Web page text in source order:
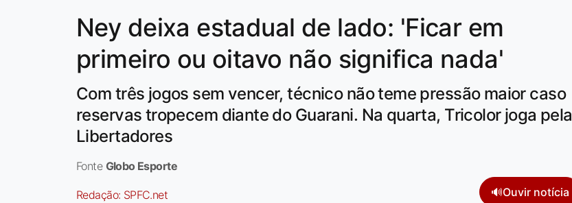
Ney deixa estadual de lado: 'Ficar em
primeiro ou oitavo não significa nada'
Com três jogos sem vencer, técnico não teme pressão maior caso
reservas tropecem diante do Guarani. Na quarta, Tricolor joga pela
Libertadores
Fonte Globo Esporte
Redação: SPFC.net 🔊Ouvir notícia